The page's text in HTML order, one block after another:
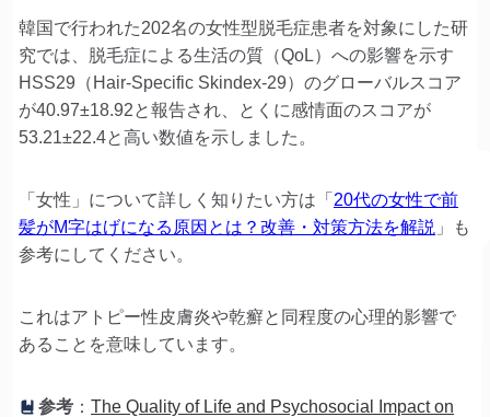
韓国で行われた202名の女性型脱毛症患者を対象にした研
究では、脱毛症による生活の質（QoL）への影響を示す
HSS29（Hair-Specific Skindex-29）のグローバルスコア
が40.97±18.92と報告され、とくに感情面のスコアが
53.21±22.4と高い数値を示しました。
「女性」について詳しく知りたい方は「 20代の女性で前
髪がM字はげになる原因とは？改善・対策方法を解説 」も
参考にしてください。
これはアトピー性皮膚炎や乾癬と同程度の心理的影響で
あることを意味しています。
参考 ： The Quality of Life and Psychosocial Impact on